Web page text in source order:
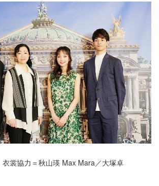
衣裳協力＝秋山瑛 Max Mara／大塚卓